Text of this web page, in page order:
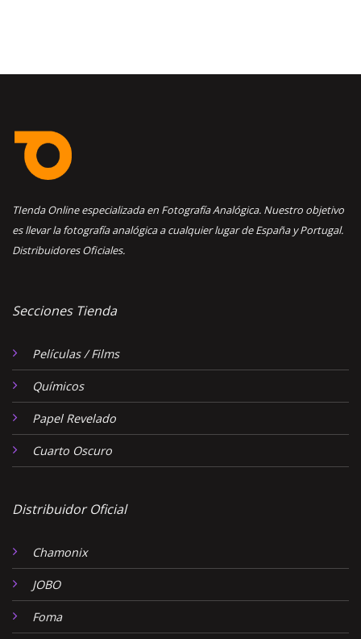
TIenda Online especializada en Fotografía Analógica. Nuestro objetivo
es llevar la fotografía analógica a cualquier lugar de España y Portugal.
Distribuidores Oficiales.
Secciones Tienda
Películas / Films
Químicos
Papel Revelado
Cuarto Oscuro
Distribuidor Oficial
Chamonix
JOBO
Foma